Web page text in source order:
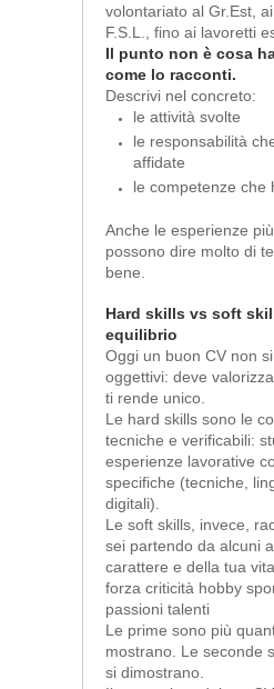
volontariato al Gr.Est,
F.S.L., fino ai lavoretti
Il punto non è cosa
come lo racconti.
Descrivi nel concreto:
le attività svolte
le responsabilità
affidate
le competenze che
Anche le esperienze
possono dire molto di
bene.
Hard skills vs soft
equilibrio
Oggi un buon CV non
oggettivi: deve
ti rende unico.
Le hard skills sono le
tecniche e verificabili:
esperienze lavorative
specifiche (tecniche,
digitali).
Le soft skills, invece,
sei partendo da alcuni
carattere e della tua
forza criticità hobby
passioni talenti
Le prime sono più
mostrano. Le seconde
si dimostrano.